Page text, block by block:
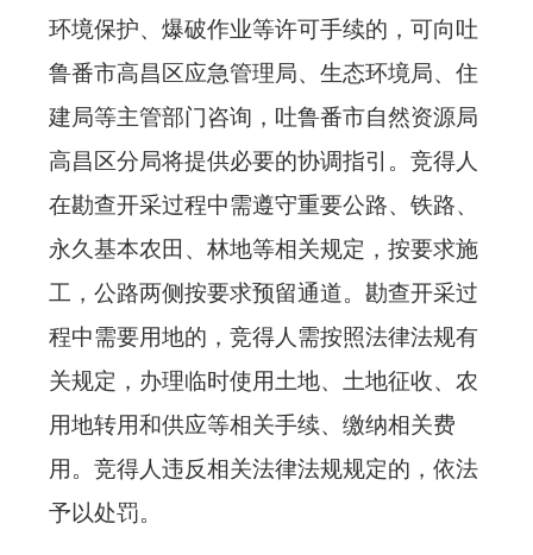
环境保护、爆破作业等许可手续的，可向吐
鲁番市高昌区应急管理局、生态环境局、住
建局等主管部门咨询，吐鲁番市自然资源局
高昌区分局将提供必要的协调指引。竞得人
在勘查开采过程中需遵守重要公路、铁路、
永久基本农田、林地等相关规定，按要求施
工，公路两侧按要求预留通道。勘查开采过
程中需要用地的，竞得人需按照法律法规有
关规定，办理临时使用土地、土地征收、农
用地转用和供应等相关手续、缴纳相关费
用。竞得人违反相关法律法规规定的，依法
予以处罚。